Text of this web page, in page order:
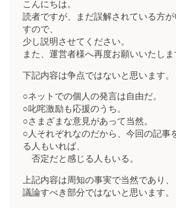
こんにちは。
読者ですが、まだ誤解されている方が
すので、
少し説明させてください。
また、運営者様へ再度お願いいたしま
下記内容は争点ではないと思います。
○ネットでの個人の発言は自由だ。
○叱咤激励も応援のうち。
○さまざまな意見があって当然。
○人それぞれなのだから、今回の記事
る人もいれば、
否定だと感じる人もいる。
上記内容は周知の事実で当然であり、
議論すべき部分ではないと思います。